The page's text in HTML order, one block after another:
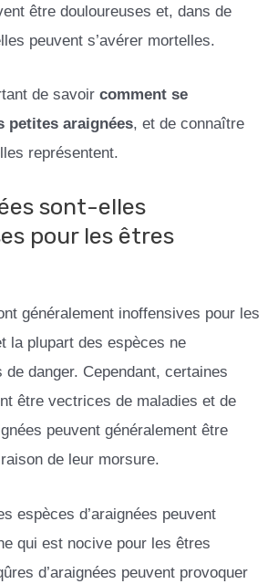
être douloureuses et, dans de
peuvent s’avérer mortelles.
de savoir comment se
petites araignées, et de connaître
représentent.
sont-elles
pour les êtres
généralement inoffensives pour les
la plupart des espèces ne
de danger. Cependant, certaines
être vectrices de maladies et de
peuvent généralement être
de leur morsure.
espèces d’araignées peuvent
qui est nocive pour les êtres
d’araignées peuvent provoquer